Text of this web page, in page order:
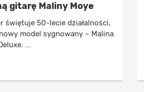
gitarę Maliny Moye
świętuje 50-lecie działalności,
model sygnowany – Malina
...